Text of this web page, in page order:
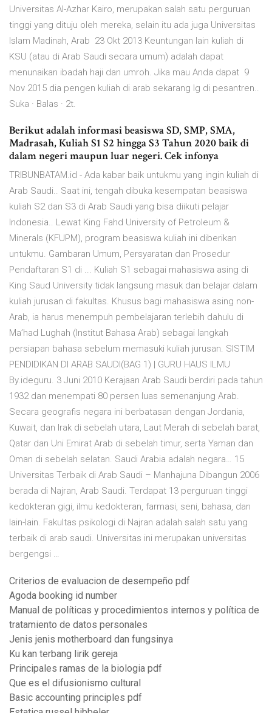
Universitas Al-Azhar Kairo, merupakan salah satu perguruan
tinggi yang dituju oleh mereka, selain itu ada juga Universitas
Islam Madinah, Arab 23 Okt 2013 Keuntungan lain kuliah di
KSU (atau di Arab Saudi secara umum) adalah dapat
menunaikan ibadah haji dan umroh. Jika mau Anda dapat 9
Nov 2015 dia pengen kuliah di arab sekarang lg di pesantren..
Suka · Balas · 2t.
Berikut adalah informasi beasiswa SD, SMP, SMA,
Madrasah, Kuliah S1 S2 hingga S3 Tahun 2020 baik di
dalam negeri maupun luar negeri. Cek infonya
TRIBUNBATAM.id - Ada kabar baik untukmu yang ingin kuliah di
Arab Saudi.. Saat ini, tengah dibuka kesempatan beasiswa
kuliah S2 dan S3 di Arab Saudi yang bisa diikuti pelajar
Indonesia.. Lewat King Fahd University of Petroleum &
Minerals (KFUPM), program beasiswa kuliah ini diberikan
untukmu. Gambaran Umum, Persyaratan dan Prosedur
Pendaftaran S1 di ... Kuliah S1 sebagai mahasiswa asing di
King Saud University tidak langsung masuk dan belajar dalam
kuliah jurusan di fakultas. Khusus bagi mahasiswa asing non-
Arab, ia harus menempuh pembelajaran terlebih dahulu di
Ma’had Lughah (Institut Bahasa Arab) sebagai langkah
persiapan bahasa sebelum memasuki kuliah jurusan. SISTIM
PENDIDIKAN DI ARAB SAUDI(BAG 1) | GURU HAUS ILMU
By.ideguru. 3 Juni 2010 Kerajaan Arab Saudi berdiri pada tahun
1932 dan menempati 80 persen luas semenanjung Arab.
Secara geografis negara ini berbatasan dengan Jordania,
Kuwait, dan Irak di sebelah utara, Laut Merah di sebelah barat,
Qatar dan Uni Emirat Arab di sebelah timur, serta Yaman dan
Oman di sebelah selatan. Saudi Arabia adalah negara… 15
Universitas Terbaik di Arab Saudi – Manhajuna Dibangun 2006
berada di Najran, Arab Saudi. Terdapat 13 perguruan tinggi
kedokteran gigi, ilmu kedokteran, farmasi, seni, bahasa, dan
lain-lain. Fakultas psikologi di Najran adalah salah satu yang
terbaik di arab saudi. Universitas ini merupakan universitas
bergengsi …
Criterios de evaluacion de desempeño pdf
Agoda booking id number
Manual de políticas y procedimientos internos y política de
tratamiento de datos personales
Jenis jenis motherboard dan fungsinya
Ku kan terbang lirik gereja
Principales ramas de la biologia pdf
Que es el difusionismo cultural
Basic accounting principles pdf